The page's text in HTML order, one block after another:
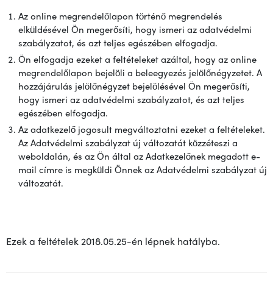
Az online megrendelőlapon történő megrendelés
elküldésével Ön megerősíti, hogy ismeri az adatvédelmi
szabályzatot, és azt teljes egészében elfogadja.
Ön elfogadja ezeket a feltételeket azáltal, hogy az online
megrendelőlapon bejelöli a beleegyezés jelölőnégyzetet. A
hozzájárulás jelölőnégyzet bejelölésével Ön megerősíti,
hogy ismeri az adatvédelmi szabályzatot, és azt teljes
egészében elfogadja.
Az adatkezelő jogosult megváltoztatni ezeket a feltételeket.
Az Adatvédelmi szabályzat új változatát közzéteszi a
weboldalán, és az Ön által az Adatkezelőnek megadott e-
mail címre is megküldi Önnek az Adatvédelmi szabályzat új
változatát.
Ezek a feltételek 2018.05.25-én lépnek hatályba.